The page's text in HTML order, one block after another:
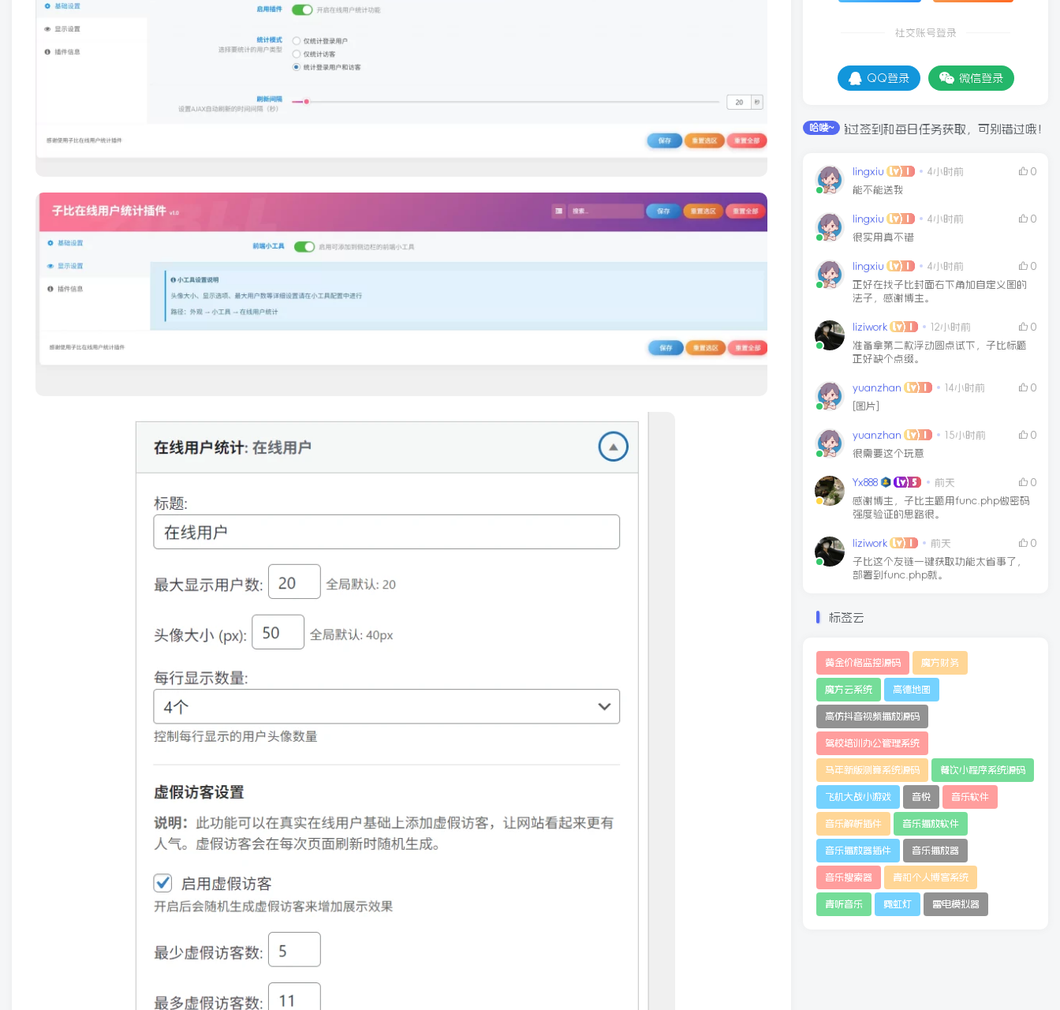
社交账号登录
QQ登录 微信登录
哈喽~
全站积分可通过签到和每日任务获取，可别错过哦！
lingxiu 4小时前
0
能不能送我
lingxiu 4小时前
0
很实用真不错
lingxiu 4小时前
0
正好在找子比封面右下角加自定义图的
法子，感谢博主。
liziwork 12小时前
0
准备拿第二款浮动圆点试下，子比标题
正好缺个点缀。
yuanzhan 14小时前
0
[图片]
yuanzhan 15小时前
0
很需要这个玩意
Yx888 前天
0
感谢博主，子比主题用func.php做密码
强度验证的思路很。
liziwork 前天
0
子比这个友链一键获取功能太省事了，
部署到func.php就。
标签云
黄金价格监控源码 魔方财务
魔方云系统 高德地图
高仿抖音视频播放源码
驾校培训办公管理系统
马年新版测算系统源码 餐饮小程序系统源码
飞机大战小游戏 音悦 音乐软件
音乐解析插件 音乐播放软件
音乐播放器插件 音乐播放器
音乐搜索器 青和个人博客系统
青听音乐 霓虹灯 雷电模拟器